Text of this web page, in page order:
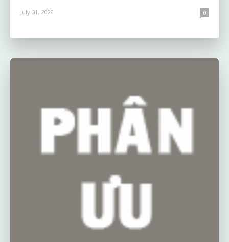
July 31, 2026 0